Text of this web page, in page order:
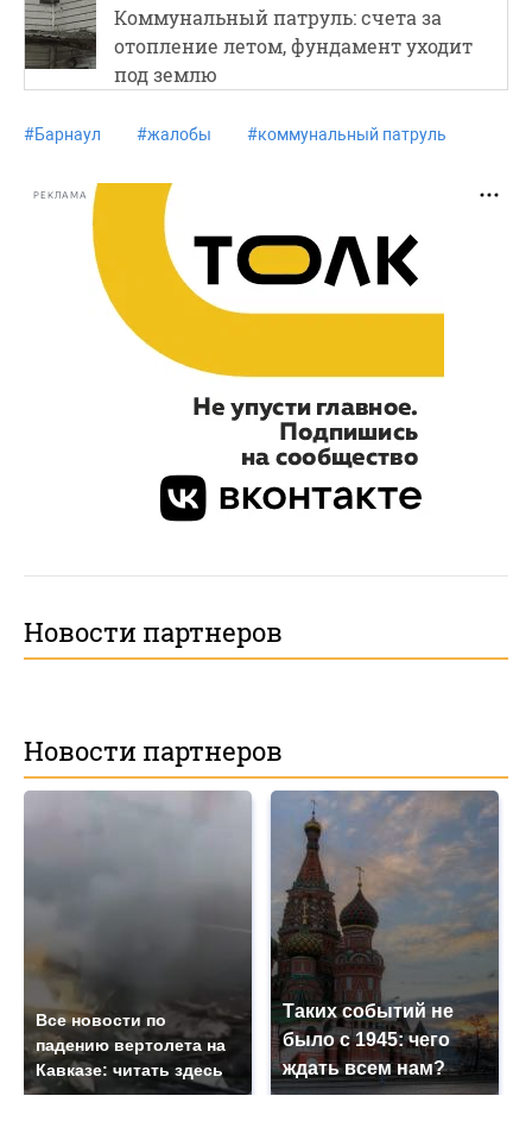
Коммунальный патруль: счета за
отопление летом, фундамент уходит
под землю
#Барнаул #жалобы #коммунальный патруль
РЕКЛАМА
Новости партнеров
Новости партнеров
Все новости по
падению вертолета на
Кавказе: читать здесь
Таких событий не
было с 1945: чего
ждать всем нам?